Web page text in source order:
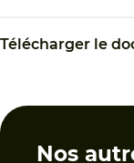
Télécharger le
Nos